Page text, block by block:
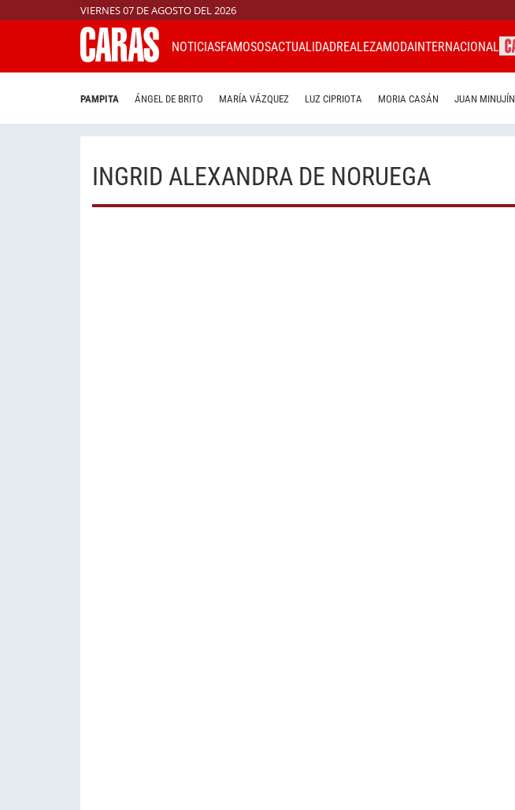
VIERNES 07 DE AGOSTO DEL 2026
NOTICIASFAMOSOSACTUALIDADREALEZAMODAINTERNACIONAL
PAMPITA ÁNGEL DE BRITO MARÍA VÁZQUEZ LUZ CIPRIOTA MORIA CASÁN JUAN MINUJÍN
INGRID ALEXANDRA DE NORUEGA